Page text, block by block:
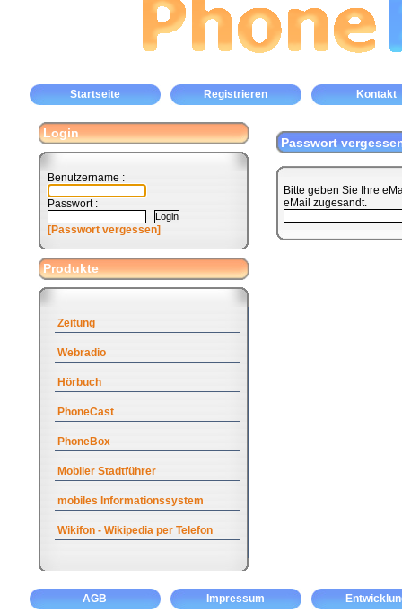
Startseite Registrieren Kontakt
Login
Benutzername :
Passwort :
[Passwort vergessen]
Produkte
Zeitung
Webradio
Hörbuch
PhoneCast
PhoneBox
Mobiler Stadtführer
mobiles Informationssystem
Wikifon - Wikipedia per Telefon
Passwort
Bitte geben Sie Ihre
eMail zugesandt.
AGB Impressum